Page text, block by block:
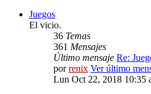
Juegos
El vicio.
36 Temas
361 Mensajes
Último mensaje Re:
porrenix Ver último
Lun Oct 22, 2018 10:35